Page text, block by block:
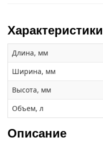
Характеристики
Длина, мм
Ширина, мм
Высота, мм
Объем, л
Описание